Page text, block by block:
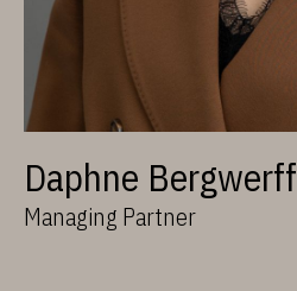
Daphne Bergwerff
Managing Partner